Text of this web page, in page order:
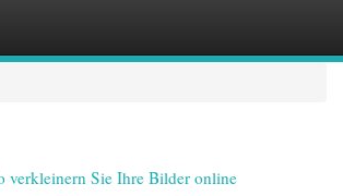
verkleinern Sie Ihre Bilder online